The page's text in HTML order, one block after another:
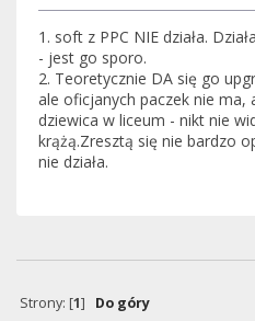
1. soft z PPC NIE działa.
- jest go sporo.
2. Teoretycznie DA się go
ale oficjanych paczek nie ma,
dziewica w liceum - nikt nie
krążą.Zresztą się nie bardzo
nie działa.
Strony: [1] Do góry